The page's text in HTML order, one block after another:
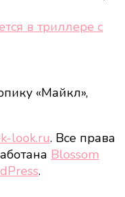
в триллере с
«Майкл»,
look.ru. Все права
Blossom
.